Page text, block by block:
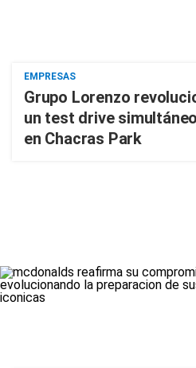
EMPRESAS
Grupo Lorenzo
un test drive
en Chacras Park